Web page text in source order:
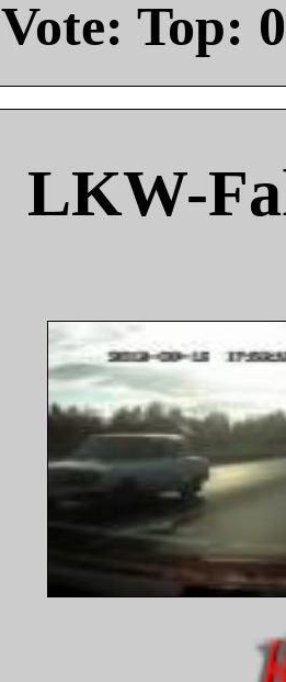
Vote: Top: 0
LKW-